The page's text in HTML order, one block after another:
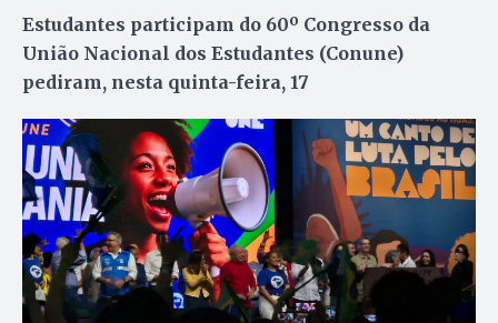
Estudantes participam do 60º Congresso da
União Nacional dos Estudantes (Conune)
pediram, nesta quinta-feira, 17